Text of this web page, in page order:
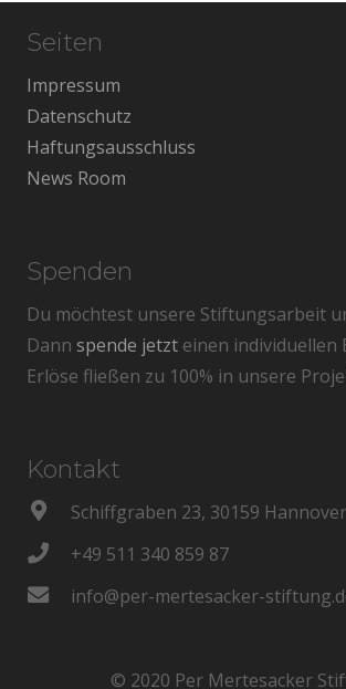
Seiten
Impressum
Datenschutz
Haftungsausschluss
News Room
Spenden
Du möchtest unsere Stiftungsarbeit
Dann spende jetzt einen individuellen
Erlöse fließen zu 100% in unsere
Kontakt
Schiffgraben 23, 30159 Hannover
+49 511 340 859 87
info@per-mertesacker-
© 2020 Per Mertesacker